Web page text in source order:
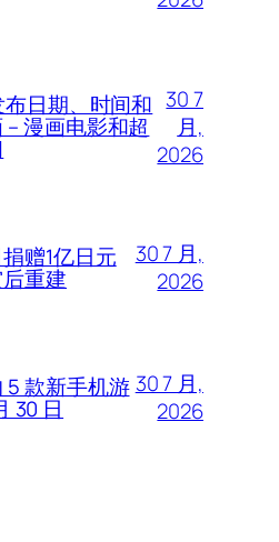
日期、时间和
漫画电影和超
30 7
月,
2026
赠1亿日元
重建
30 7 月,
2026
5 款新手机游
30 日
30 7 月,
2026